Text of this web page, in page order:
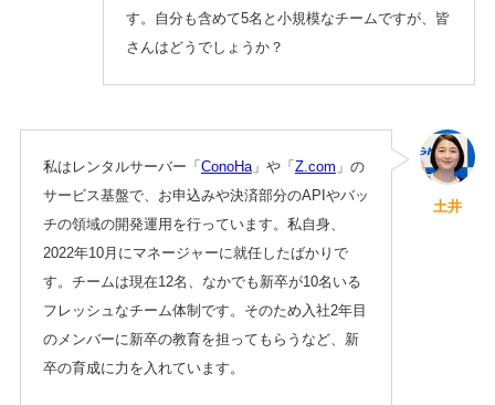
す。自分も含めて5名と小規模なチームですが、皆
さんはどうでしょうか？
私はレンタルサーバー「 ConoHa」や「 Z.com 」の
サービス基盤で、お申込みや決済部分のAPIやバッ
チの領域の開発運用を行っています。私自身、
2022年10月にマネージャーに就任したばかりで
す。チームは現在12名、なかでも新卒が10名いる
フレッシュなチーム体制です。そのため入社2年目
のメンバーに新卒の教育を担ってもらうなど、新
卒の育成に力を入れています。
土井